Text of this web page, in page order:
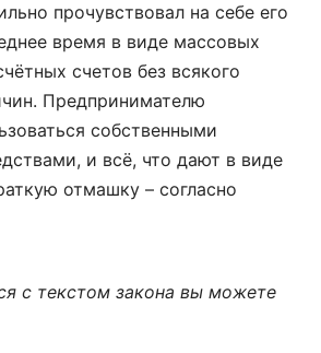
прочувствовал на себе его
время в виде массовых
счетов без всякого
Предпринимателю
собственными
и всё, что дают в виде
отмашку – согласно
с текстом закона вы можете